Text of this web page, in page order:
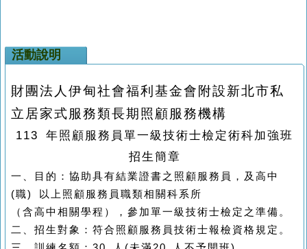
活動說明
財團法人伊甸社會福利基金會附設新北市私
立居家式服務類長期照顧服務機構
113 年照顧服務員單一級技術士檢定術科加強班
招生簡章
一、目的：協助具有結業證書之照顧服務員，及高中
(職) 以上照顧服務員職類相關科系所
（含高中相關學程），參加單一級技術士檢定之準備。
二、招生對象：符合照顧服務員技術士報檢資格規定。